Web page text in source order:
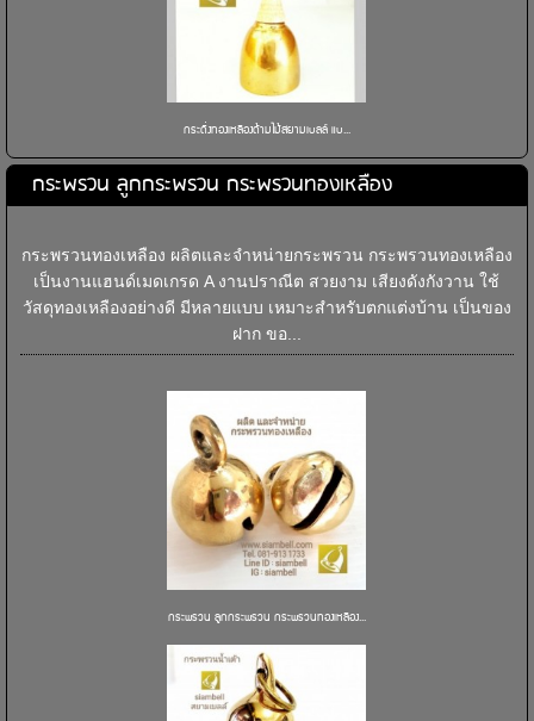
กระดิ่งทองเหลืองด้ามไม้สยามเบลล์ แบ...
กระพรวน ลูกกระพรวน กระพรวนทองเหลือง
กระพรวนทองเหลือง ผลิตและจำหน่ายกระพรวน กระพรวนทองเหลือง
เป็นงานแฮนด์เมดเกรด A งานปราณีต สวยงาม เสียงดังกังวาน ใช้
วัสดุทองเหลืองอย่างดี มีหลายแบบ เหมาะสำหรับตกแต่งบ้าน เป็นของ
ฝาก ขอ...
กระพรวน ลูกกระพรวน กระพรวนทองเหลือง...